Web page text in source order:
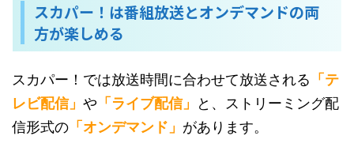
スカパー！は番組放送とオンデマンドの両
方が楽しめる
スカパー！では放送時間に合わせて放送される 「テ
レビ配信」 や 「ライブ配信」
と、ストリーミング配
信形式の 「オンデマンド」 があります。